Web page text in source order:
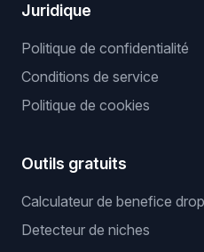
Juridique
Politique de confidentialité
Conditions de service
Politique de cookies
Outils gratuits
Calculateur de benefice
Detecteur de niches